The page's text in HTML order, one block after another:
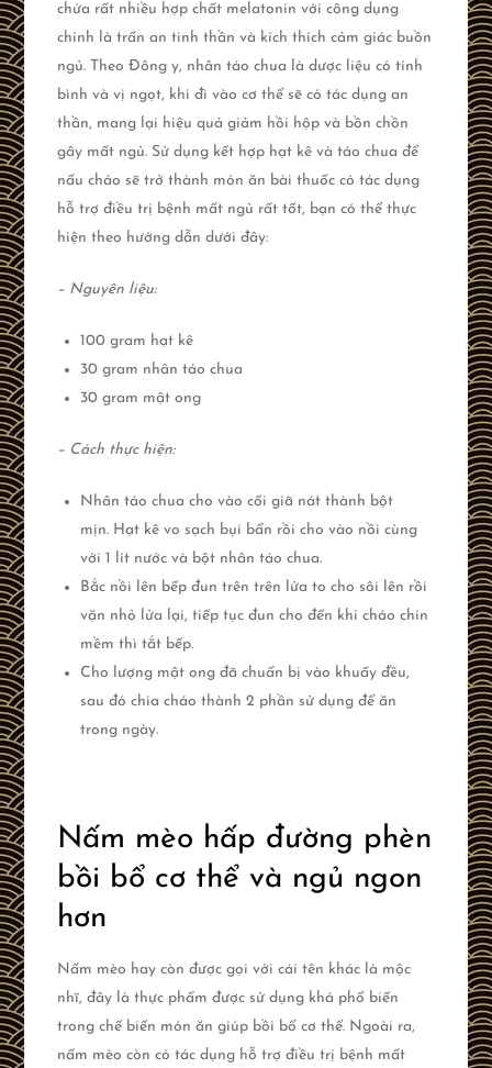
chứa rất nhiều hợp chất melatonin với công dụng
chính là trấn an tinh thần và kích thích cảm giác buồn
ngủ. Theo Đông y, nhân táo chua là dược liệu có tính
bình và vị ngọt, khi đi vào cơ thể sẽ có tác dụng an
thần, mang lại hiệu quả giảm hồi hộp và bồn chồn
gây mất ngủ. Sử dụng kết hợp hạt kê và táo chua để
nấu cháo sẽ trở thành món ăn bài thuốc có tác dụng
hỗ trợ điều trị bệnh mất ngủ rất tốt, bạn có thể thực
hiện theo hướng dẫn dưới đây:
– Nguyên liệu:
100 gram hạt kê
30 gram nhân táo chua
30 gram mật ong
– Cách thực hiện:
Nhân táo chua cho vào cối giã nát thành bột
mịn. Hạt kê vo sạch bụi bẩn rồi cho vào nồi cùng
với 1 lít nước và bột nhân táo chua.
Bắc nồi lên bếp đun trên trên lửa to cho sôi lên rồi
vặn nhỏ lửa lại, tiếp tục đun cho đến khi cháo chín
mềm thì tắt bếp.
Cho lượng mật ong đã chuẩn bị vào khuấy đều,
sau đó chia cháo thành 2 phần sử dụng để ăn
trong ngày.
Nấm mèo hấp đường phèn
bồi bổ cơ thể và ngủ ngon
hơn
Nấm mèo hay còn được gọi với cái tên khác là mộc
nhĩ, đây là thực phẩm được sử dụng khá phổ biến
trong chế biến món ăn giúp bồi bổ cơ thể. Ngoài ra,
nấm mèo còn có tác dụng hỗ trợ điều trị bệnh mất